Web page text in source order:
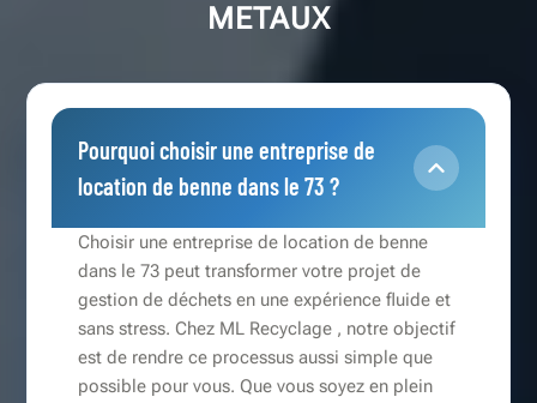
METAUX
Pourquoi choisir une entreprise de
location de benne dans le 73 ?
Choisir une entreprise de location de benne
dans le 73 peut transformer votre projet de
gestion de déchets en une expérience fluide et
sans stress. Chez ML Recyclage , notre objectif
est de rendre ce processus aussi simple que
possible pour vous. Que vous soyez en plein